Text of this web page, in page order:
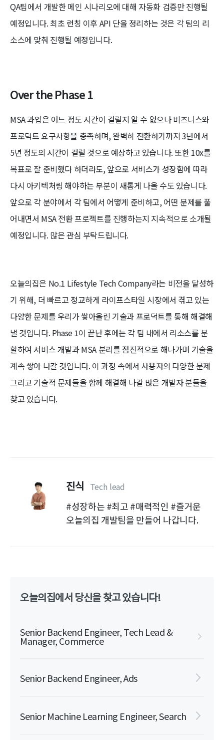
QA팀에서 개발한 메인 시나리오에 대해 자동화 검증만 진행될
예정입니다. 최초 런칭 이후 API 단을 정리하는 것은 각 팀의 리
소스에 맞춰 진행될 예정입니다.
Over the Phase 1
MSA 과업은 어느 정도 시간이 걸릴지 알 수 없으나 비즈니스와
프로덕트 요구사항을 충족하며, 완벽히 전환하기까지 3년에서
5년 정도의 시간이 걸릴 것으로 예상하고 있습니다. 또한 10x를
목표로 잘 준비했다 하더라도, 앞으로 서비스가 성장함에 따라
다시 아키텍처링 해야하는 부분이 새롭게 나올 수도 있습니다.
앞으로 각 분야에서 각 팀에서 어떻게 준비하고, 어떤 문제를 풀
어내면서 MSA 전환 프로젝트를 진행하는지 지속적으로 소개될
예정입니다. 많은 관심 부탁드립니다.
오늘의집은 No.1 Lifestyle Tech Company라는 비전을 달성하
기 위해, 더 빠르고 정교하게 라이프스타일 시장에서 겪고 있는
다양한 문제를 우리가 쌓아올린 기술과 프로덕트를 통해 해결해
낼 것입니다. Phase 1이 끝난 후에는 각 팀 내에서 리소스를 분
할하여 서비스 개발과 MSA 분리를 점진적으로 해나가며 기술을
계속 쌓아 나갈 것입니다. 이 과정 속에서 사용자의 다양한 문제
그리고 기술적 문제들을 함께 해결해 나갈 많은 개발자 분들을
찾고 있습니다.
진식 Tech lead
#성장하는 #최고 #매력적인 #즐거운
오늘의집 개발팀을 만들어 나갑니다.
오늘의집에서 당신을 찾고 있습니다!
Senior Backend Engineer, Tech Lead &
Manager, Commerce
Senior Backend Engineer, Ads
Senior Machine Learning Engineer, Search